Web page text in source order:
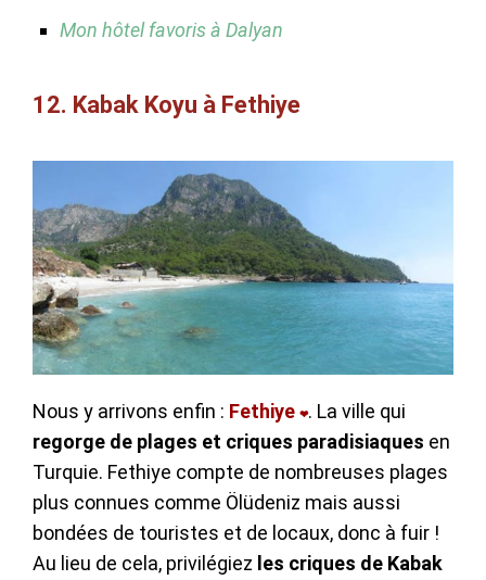
Mon hôtel favoris à Dalyan
12. Kabak Koyu à Fethiye
Nous y arrivons enfin : Fethiye ❤. La ville qui
regorge de plages et criques paradisiaques en
Turquie. Fethiye compte de nombreuses plages
plus connues comme Ölüdeniz mais aussi
bondées de touristes et de locaux, donc à fuir !
Au lieu de cela, privilégiez les criques de Kabak